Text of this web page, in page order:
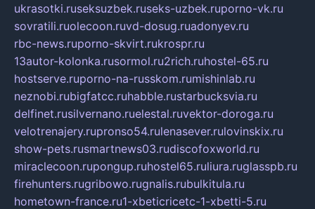
ukrasotki.ruseksuzbek.ruseks-uzbek.ruporno-vk.ru
sovratili.ruolecoon.ruvd-dosug.ruadonyev.ru
rbc-news.ruporno-skvirt.rukrospr.ru
13autor-kolonka.rusormol.ru2rich.ruhostel-65.ru
hostserve.ruporno-na-russkom.rumishinlab.ru
neznobi.rubigfatcc.ruhabble.rustarbucksvia.ru
delfinet.rusilvernano.ruelestal.ruvektor-doroga.ru
velotrenajery.rupronso54.rulenasever.rulovinskix.ru
show-pets.rusmartnews03.rudiscofoxworld.ru
miraclecoon.rupongup.ruhostel65.ruliura.ruglasspb.ru
firehunters.rugribowo.rugnalis.rubulkitula.ru
hometown-france.ru1-xbeticricetc-1-xbetti-5.ru